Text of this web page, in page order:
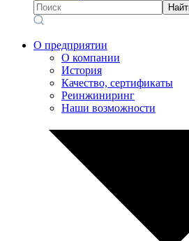
О предприятии
О компании
История
Качество, сертификаты
Реинжиниринг
Наши возможности